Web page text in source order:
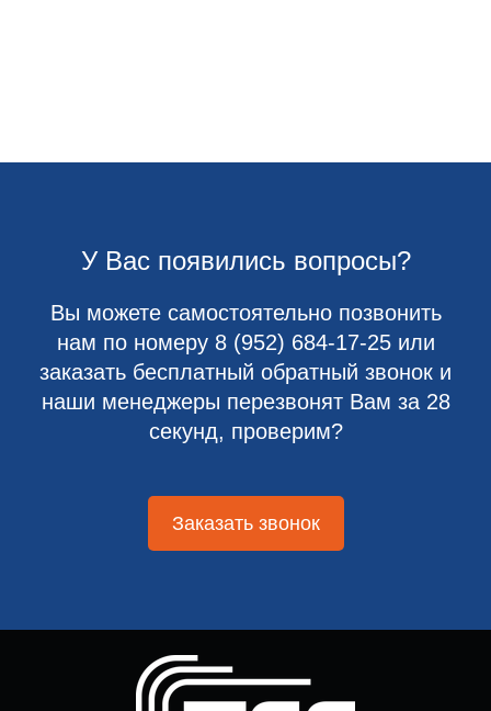
У Вас появились вопросы?
Вы можете самостоятельно позвонить
нам по номеру 8 (952) 684-17-25или
заказать бесплатный обратный звонок и
наши менеджеры перезвонят Вам за 28
секунд, проверим?
Заказать звонок